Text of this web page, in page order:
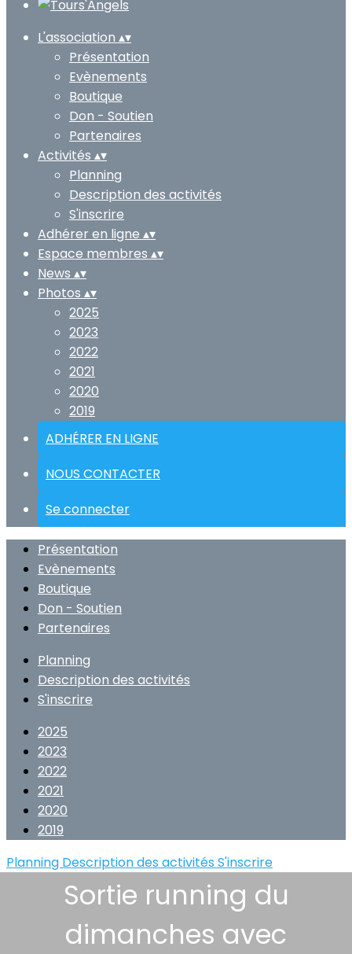
L'association ▴▾
Présentation
Evènements
Boutique
Don - Soutien
Partenaires
Activités ▴▾
Planning
Description des activités
S'inscrire
Adhérer en ligne ▴▾
Espace membres ▴▾
News ▴▾
Photos ▴▾
2025
2023
2022
2021
2020
2019
ADHÉRER EN LIGNE
NOUS CONTACTER
Se connecter
Présentation
Evènements
Boutique
Don - Soutien
Partenaires
Planning
Description des activités
S'inscrire
2025
2023
2022
2021
2020
2019
Planning Description des activités S'inscrire
Sortie running du
dimanches avec